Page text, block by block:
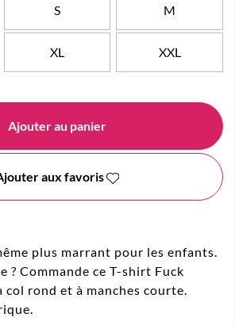
S M
XL XXL
Ajouter au panier
aux favoris
plus marrant pour les enfants.
? Commande ce T-shirt Fuck
col rond et à manches courte.